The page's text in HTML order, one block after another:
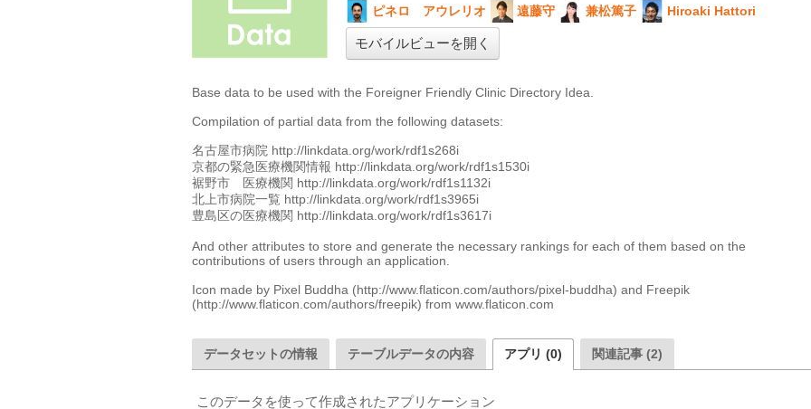
ピネロ アウレリオ 遠藤守 兼松篤子 Hiroaki Hattori
モバイルビューを開く
Base data to be used with the Foreigner Friendly Clinic Directory Idea.
Compilation of partial data from the following datasets:
名古屋市病院 http://linkdata.org/work/rdf1s268i
京都の緊急医療機関情報 http://linkdata.org/work/rdf1s1530i
裾野市　医療機関 http://linkdata.org/work/rdf1s1132i
北上市病院一覧 http://linkdata.org/work/rdf1s3965i
豊島区の医療機関 http://linkdata.org/work/rdf1s3617i
And other attributes to store and generate the necessary rankings for each of them based on the
contributions of users through an application.
Icon made by Pixel Buddha (http://www.flaticon.com/authors/pixel-buddha) and Freepik
(http://www.flaticon.com/authors/freepik) from www.flaticon.com
データセットの情報 テーブルデータの内容 アプリ (0) 関連記事 (2)
このデータを使って作成されたアプリケーション